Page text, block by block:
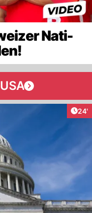
Nati-
24'